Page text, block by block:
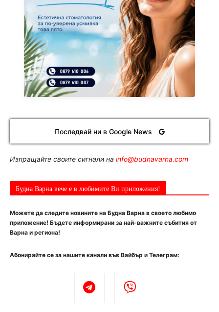
Последвай ни в Google News
Изпращайте своите сигнали на info@budnavarna.com
Будна Варна вече е в любимите Ви приложения!
Можете да следите новините на Будна Варна в своето любимо
приложение! Бъдете информирани за най-важните събития от
Варна и региона!
Абонирайте се за нашите канали във Вайбър и Телеграм: